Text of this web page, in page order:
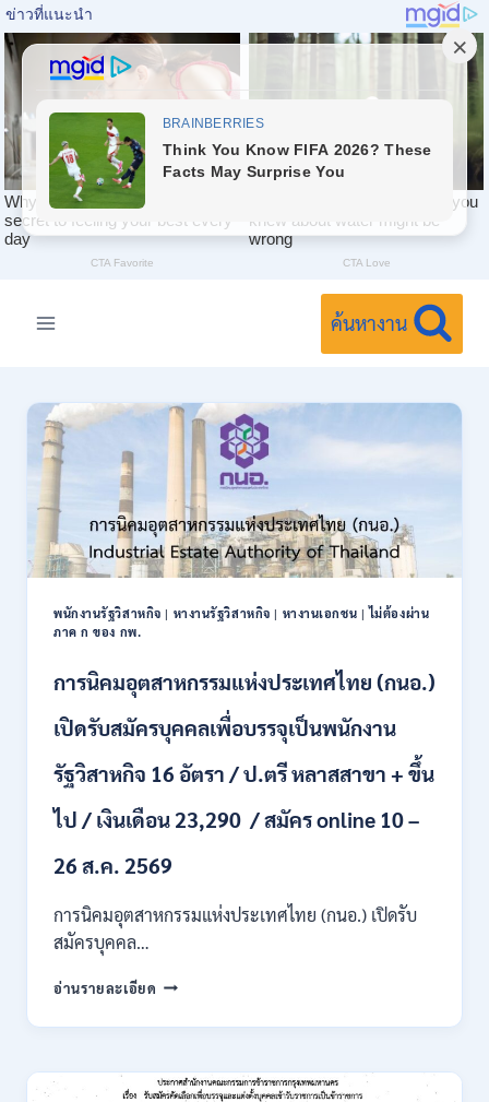
ค้นหางาน
พนักงานรัฐวิสาหกิจ | หางานรัฐวิสาหกิจ | หางานเอกชน |ไม่ต้องผ่าน
ภาค ก ของ กพ.
การนิคมอุตสาหกรรมแห่งประเทศไทย (กนอ.)
เปิดรับสมัครบุคคลเพื่อบรรจุเป็นพนักงาน
รัฐวิสาหกิจ 16 อัตรา / ป.ตรี หลาสสาขา + ขึ้น
ไป / เงินเดือน 23,290 / สมัคร online 10 –
26 ส.ค. 2569
การนิคมอุตสาหกรรมแห่งประเทศไทย (กนอ.) เปิดรับ
สมัครบุคคล…
อ่านรายละเอียด การ
อุตสาหกรรม
ประเทศไทย
(กนอ.)